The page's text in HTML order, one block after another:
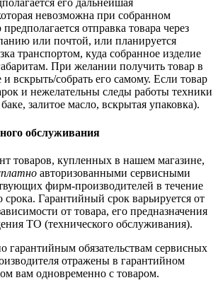
его дальнейшая
невозможна при собранном
отправка товара через
или почтой, или планируется
транспортом, куда собранное изделие
При желании получить товар в
и вскрыть/собрать его самому. Если товар
и нежелательны следы работы техники
залитое масло, вскрытая упаковка).
обслуживания
товаров, купленных в нашем магазине,
авторизованными сервисными
фирм-производителей в течение
срока. Гарантийный срок варьируется от
от товара, его предназначения
ТО (технического обслуживания).
гарантийным обязательствам сервисных
отражены в гарантийном
вам одновременно с товаром.